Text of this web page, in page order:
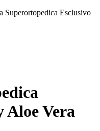
Superortopedica Esclusivo
Aloe Vera